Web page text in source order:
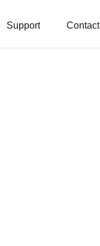
Support Contact